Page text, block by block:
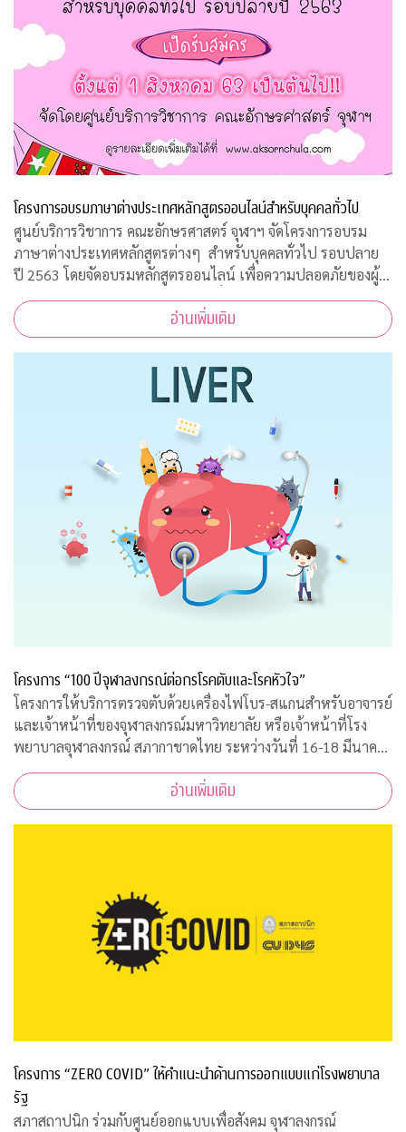
โครงการอบรมภาษาต่างประเทศหลักสูตรออนไลน์สำหรับบุคคลทั่วไป
ศูนย์บริการวิชาการ คณะอักษรศาสตร์ จุฬาฯ จัดโครงการอบรม
ภาษาต่างประเทศหลักสูตรต่างๆ สำหรับบุคคลทั่วไป รอบปลาย
ปี 2563 โดยจัดอบรมหลักสูตรออนไลน์ เพื่อความปลอดภัยของผู้
สอนและผู้เข้าร่วมการอบรมทุกคนเนื่องจากสถานการณ์โควิด-19
ทำให้ไม่สามารถจัดอบรมในห้องเรียนรูป
อ่านเพิ่มเติม
โครงการ “100 ปีจุฬาลงกรณ์ต่อกรโรคตับและโรคหัวใจ”
โครงการให้บริการตรวจตับด้วยเครื่องไฟโบร-สแกนสำหรับอาจารย์
และเจ้าหน้าที่ของจุฬาลงกรณ์มหาวิทยาลัย หรือเจ้าหน้าที่โรง
พยาบาลจุฬาลงกรณ์ สภากาชาดไทย ระหว่างวันที่ 16-18 มีนาคม
2563 เวลา 08.00-15.00 ณ ฝ่ายธนาคารเลือด ชั้น 3B อาคารภูมิสิ
ริมังคลานุสรณ์ รพ.จุฬาลงกรอ่านเพิ่มเติม
โครงการ “ZERO COVID” ให้คำแนะนำด้านการออกแบบแก่โรงพยาบาล
รัฐ
สภาสถาปนิก ร่วมกับศูนย์ออกแบบเพื่อสังคม จุฬาลงกรณ์